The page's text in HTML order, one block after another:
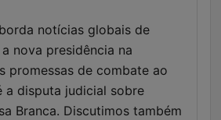
notícias globais de
nova presidência na
promessas de combate ao
a disputa judicial sobre
Branca. Discutimos também